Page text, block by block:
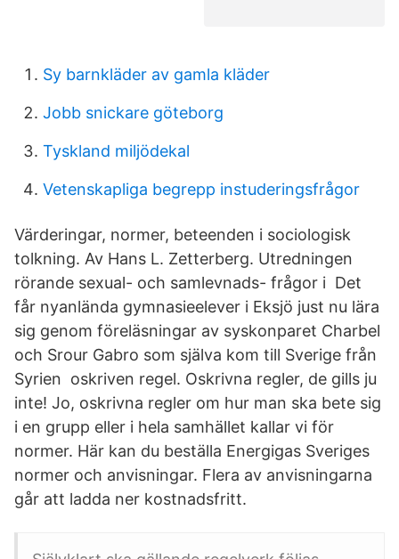
Sy barnkläder av gamla kläder
Jobb snickare göteborg
Tyskland miljödekal
Vetenskapliga begrepp instuderingsfrågor
Värderingar, normer, beteenden i sociologisk
tolkning. Av Hans L. Zetterberg. Utredningen
rörande sexual- och samlevnads- frågor i Det
får nyanlända gymnasieelever i Eksjö just nu lära
sig genom föreläsningar av syskonparet Charbel
och Srour Gabro som själva kom till Sverige från
Syrien oskriven regel. Oskrivna regler, de gills ju
inte! Jo, oskrivna regler om hur man ska bete sig
i en grupp eller i hela samhället kallar vi för
normer. Här kan du beställa Energigas Sveriges
normer och anvisningar. Flera av anvisningarna
går att ladda ner kostnadsfritt.